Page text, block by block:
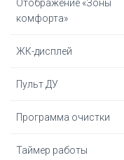
Отображение «Зоны
комфорта»
ЖК-дисплей
Пульт ДУ
Программа очистки
Таймер работы